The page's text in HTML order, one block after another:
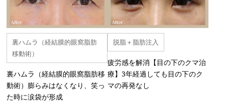
裏ハムラ（経結膜的眼窩脂肪
移動術）
裏ハムラ（経結膜的眼窩脂肪移
動術）膨らみはなくなり、笑っ
た時に涙袋が形成
脱脂＋脂肪注入
疲労感を解消【目の下のクマ治
療】3年経過しても目の下のク
マの再発なし